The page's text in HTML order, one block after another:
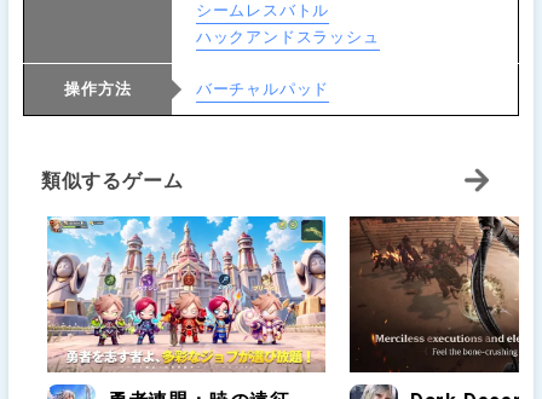
シームレスバトル
ハックアンドスラッシュ
操作方法 バーチャルパッド
類似するゲーム